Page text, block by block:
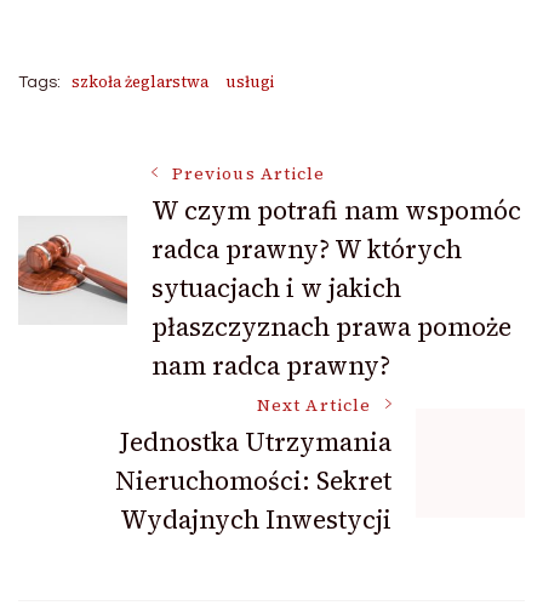
Tags: szkoła żeglarstwa usługi
Navigation
Previous Article
W czym potrafi nam wspomóc
radca prawny? W których
sytuacjach i w jakich
płaszczyznach prawa pomoże
nam radca prawny?
Next Article
Jednostka Utrzymania
Nieruchomości: Sekret
Wydajnych Inwestycji